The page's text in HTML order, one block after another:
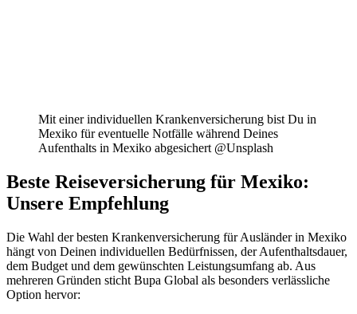
Mit einer individuellen Krankenversicherung bist Du in
Mexiko für eventuelle Notfälle während Deines
Aufenthalts in Mexiko abgesichert @Unsplash
Beste Reiseversicherung für Mexiko:
Unsere Empfehlung
Die Wahl der besten Krankenversicherung für Ausländer in Mexiko
hängt von Deinen individuellen Bedürfnissen, der Aufenthaltsdauer,
dem Budget und dem gewünschten Leistungsumfang ab. Aus
mehreren Gründen sticht Bupa Global als besonders verlässliche
Option hervor: